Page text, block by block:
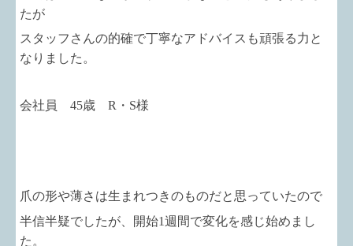
たが
スタッフさんの的確で丁寧なアドバイスも頑張る力と
なりました。
会社員 45歳 R・S様
爪の形や薄さは生まれつきのものだと思っていたので
半信半疑でしたが、開始1週間で変化を感じ始めまし
た。